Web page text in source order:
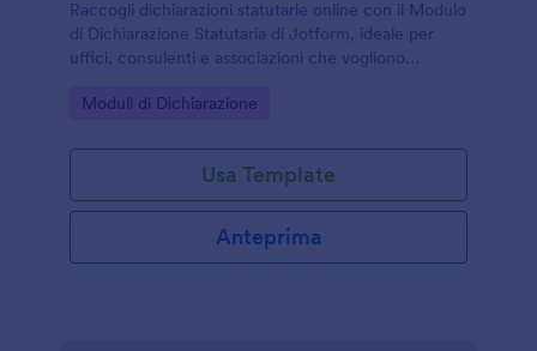
Raccogli dichiarazioni statutarie online con il Modulo
di Dichiarazione Statutaria di Jotform, ideale per
uffici, consulenti e associazioni che vogliono
modo ordinato.
Go to Category:
Moduli di Dichiarazione
Usa Template
Anteprima